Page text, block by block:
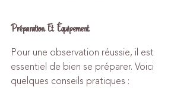
Préparation Et Équipement
Pour une observation réussie, il est
essentiel de bien se préparer. Voici
quelques conseils pratiques :